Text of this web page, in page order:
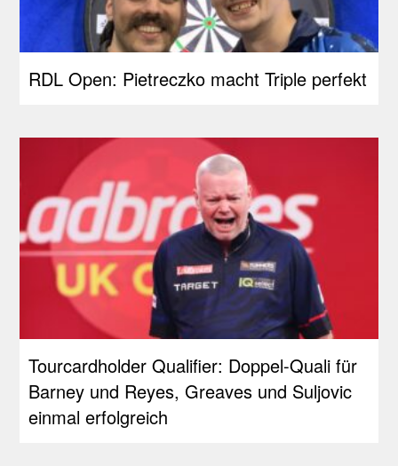
RDL Open: Pietreczko macht Triple perfekt
Tourcardholder Qualifier: Doppel-Quali für
Barney und Reyes, Greaves und Suljovic
einmal erfolgreich